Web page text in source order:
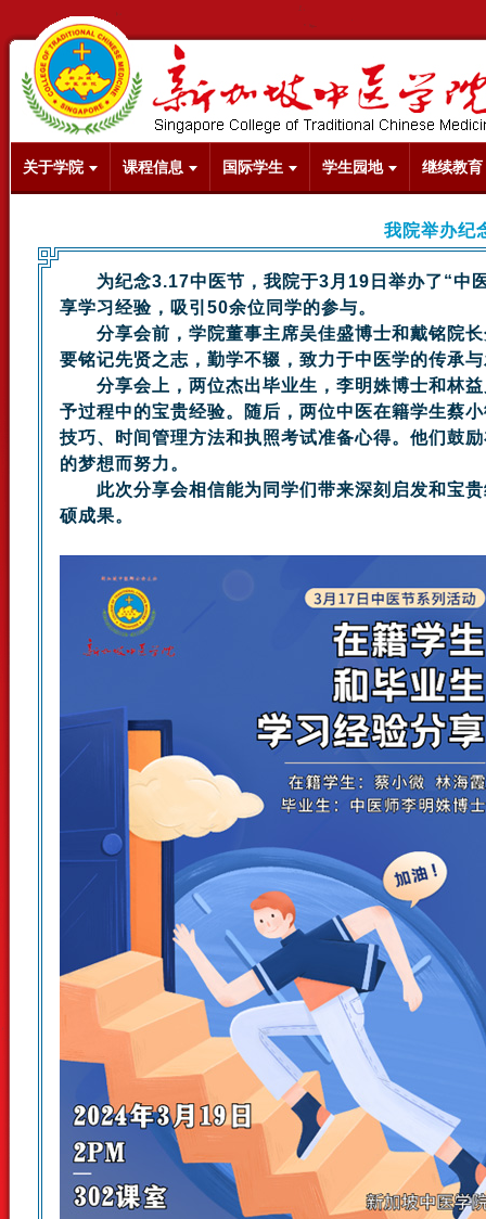
关于学院 课程信息 国际学生 学生园地 继续教育
我院举办纪
为纪念3.17中医节，我院于3月19日举办了“中医
享学习经验，吸引50余位同学的参与。
分享会前，学院董事主席吴佳盛博士和戴铭院长
要铭记先贤之志，勤学不辍，致力于中医学的传承
分享会上，两位杰出毕业生，李明姝博士和林益
予过程中的宝贵经验。随后，两位中医在籍学生蔡
技巧、时间管理方法和执照考试准备心得。他们鼓
的梦想而努力。
此次分享会相信能为同学们带来深刻启发和宝贵
硕成果。